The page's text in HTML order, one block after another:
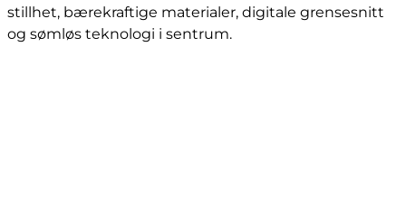
stillhet, bærekraftige materialer, digitale grensesnitt
og sømløs teknologi i sentrum.